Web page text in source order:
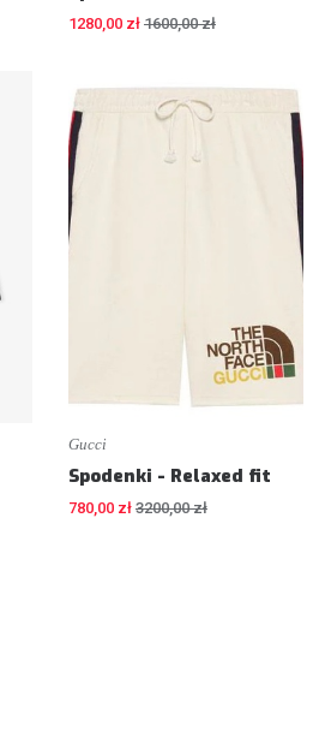
1280,00 zł 1600,00 zł
Gucci
Spodenki - Relaxed fit
780,00 zł 3200,00 zł